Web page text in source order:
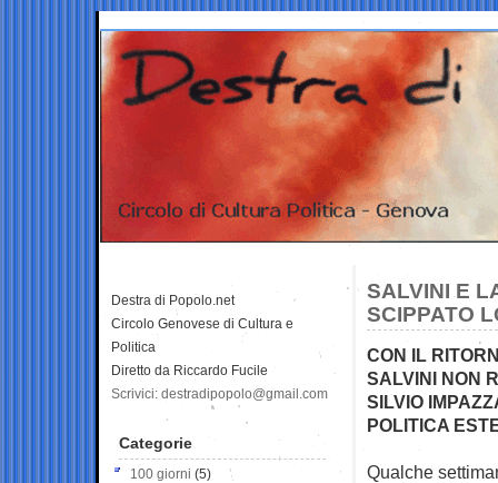
SALVINI E
SCIPPATO
CON IL
SALVINI NON
SILVIO
POLITICA
Qualche
Destra di Popolo.net
Circolo Genovese di Cultura e
Politica
Diretto da Riccardo Fucile
Scrivici: destradipopolo@gmail.com
Categorie
100 giorni (5)